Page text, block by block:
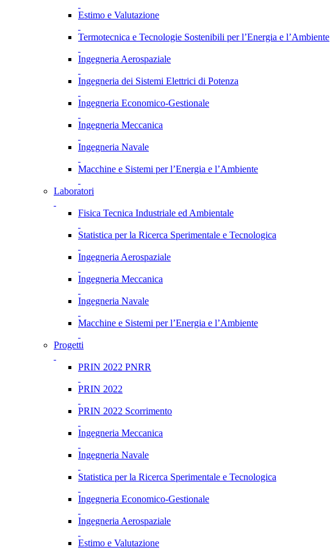
Estimo e Valutazione
Termotecnica e Tecnologie Sostenibili per l’Energia e l’Ambiente
Ingegneria Aerospaziale
Ingegneria dei Sistemi Elettrici di Potenza
Ingegneria Economico-Gestionale
Ingegneria Meccanica
Ingegneria Navale
Macchine e Sistemi per l’Energia e l’Ambiente
Laboratori
Fisica Tecnica Industriale ed Ambientale
Statistica per la Ricerca Sperimentale e Tecnologica
Ingegneria Aerospaziale
Ingegneria Meccanica
Ingegneria Navale
Macchine e Sistemi per l’Energia e l’Ambiente
Progetti
PRIN 2022 PNRR
PRIN 2022
PRIN 2022 Scorrimento
Ingegneria Meccanica
Ingegneria Navale
Statistica per la Ricerca Sperimentale e Tecnologica
Ingegneria Economico-Gestionale
Ingegneria Aerospaziale
Estimo e Valutazione